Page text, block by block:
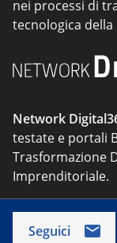
nei processi di
tecnologica della
Network
testate e portali
Trasformazione
Imprenditoriale.
Seguici